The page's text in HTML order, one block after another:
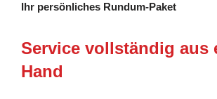
Ihr persönliches Rundum-Paket
Service vollständig aus
Hand